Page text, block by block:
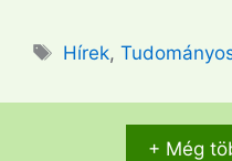
Címkék
Hírek,
+ Még